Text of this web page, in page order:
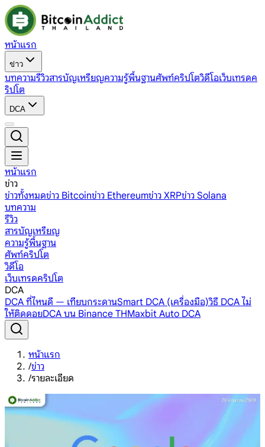
หน้าแรก
ข่าว
บทความรีวิวสารบัญเหรียญความรู้พื้นฐานศัพท์คริปโตวิดีโอเว็บเทรดค
ริปโต
DCA
หน้าแรก
ข่าว
ข่าวทั้งหมดข่าว Bitcoinข่าว Ethereumข่าว XRPข่าว Solana
บทความ
รีวิว
สารบัญเหรียญ
ความรู้พื้นฐาน
ศัพท์คริปโต
วิดีโอ
เว็บเทรดคริปโต
DCA
DCA ที่ไหนดี — เทียบกระดานSmart DCA (เครื่องมือ)วิธี DCA ไม่
ให้ติดดอยDCA บน Binance THMaxbit Auto DCA
หน้าแรก
/ข่าว
/รายละเอียด